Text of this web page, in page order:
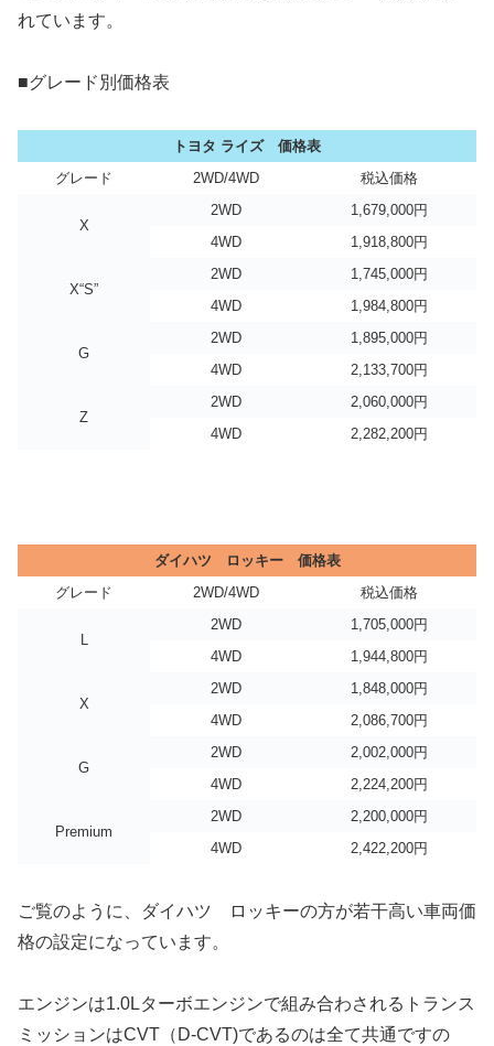
れています。
■グレード別価格表
トヨタ ライズ 価格表
グレード
2WD/4WD 税込価格
X
2WD
1,679,000円
4WD
1,918,800円
X“S”
2WD
1,745,000円
4WD
1,984,800円
G
2WD
1,895,000円
4WD
2,133,700円
Z
2WD
2,060,000円
4WD
2,282,200円
ダイハツ ロッキー 価格表
グレード
2WD/4WD 税込価格
2WD
1,705,000円
4WD
1,944,800円
X
2WD
1,848,000円
4WD
2,086,700円
G
2WD
2,002,000円
4WD
2,224,200円
Premium
2WD
2,200,000円
4WD
2,422,200円
ご覧のように、ダイハツ ロッキーの方が若干高い車両価
格の設定になっています。
エンジンは1.0Lターボエンジンで組み合わされるトランス
ミッションはCVT（D-CVT)であるのは全て共通ですの